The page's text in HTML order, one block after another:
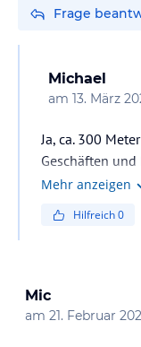
Frage
Michael
am 13. März
Ja, ca. 300
Geschäften
ebenfalls
Mehr anzeigen
Hilfreich0
Mic
am 21. Februar